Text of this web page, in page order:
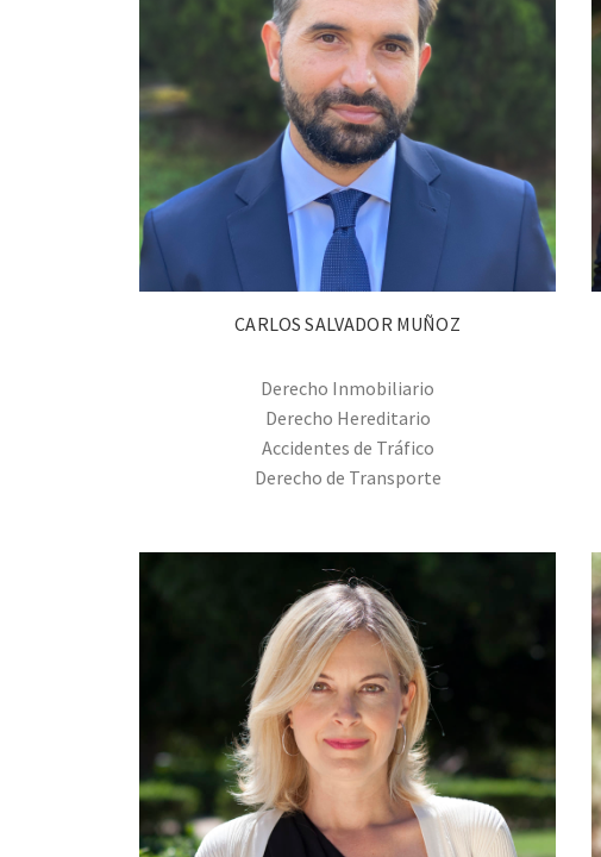
CARLOS SALVADOR MUÑOZ
Derecho Inmobiliario
Derecho Hereditario
Accidentes de Tráfico
Derecho de Transporte